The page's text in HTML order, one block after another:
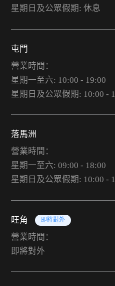
星期日及公眾假期: 休息
屯門
營業時間：
星期一至六: 10:00 - 19:00
星期日及公眾假期: 10:00 -
落馬洲
營業時間：
星期一至六: 09:00 - 18:00
星期日及公眾假期: 10:00 -
旺角 即將對外
營業時間：
即將對外